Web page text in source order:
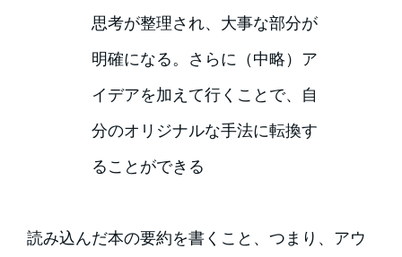
思考が整理され、大事な部分が
明確になる。さらに（中略）ア
イデアを加えて行くことで、自
分のオリジナルな手法に転換す
ることができる
読み込んだ本の要約を書くこと、つまり、アウ